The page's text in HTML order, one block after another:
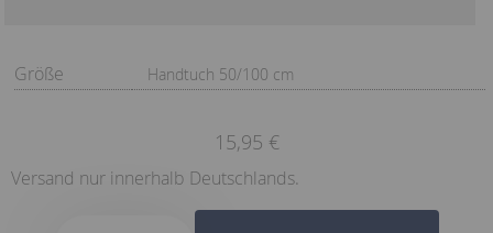
Größe Handtuch 50/100 cm
15,95 €
Versand nur innerhalb Deutschlands.